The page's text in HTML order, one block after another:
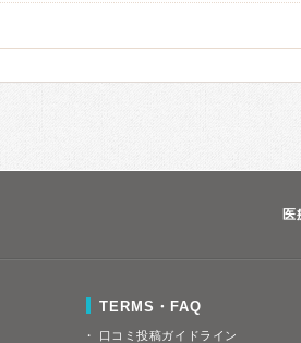
医
TERMS・FAQ
口コミ投稿ガイドライン